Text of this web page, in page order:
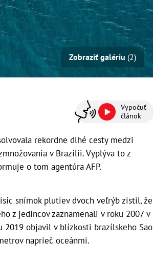
Zobraziť galériu (2)
Vypočuť
článok
rekordne dlhé cesty medzi
v Brazílii. Vyplýva to z
o tom agentúra AFP.
snímok plutiev dvoch veľrýb zistil, že
z jedincov zaznamenali v roku 2007 v
2019 objavil v blízkosti brazílskeho Sao
naprieč oceánmi.